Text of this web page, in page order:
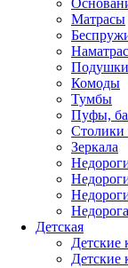
Матрасы
Подушки
Комоды
Тумбы
Пуфы,
Столики
Зеркала
Детская
Детские
Детские